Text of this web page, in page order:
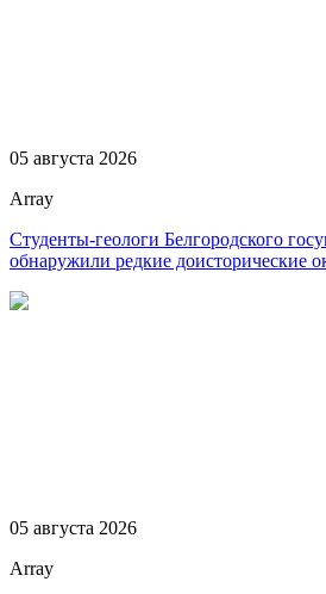
05 августа 2026
Array
Студенты-геологи Белгородского
обнаружили редкие доисторические
05 августа 2026
Array